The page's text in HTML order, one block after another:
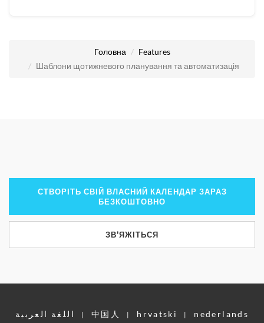
Головна
Features
Шаблони щотижневого планування та автоматизація
СТВОРІТЬ СВІЙ ВЛАСНИЙ КАЛЕНДАР ЗАРАЗ
БЕЗКОШТОВНО
ЗВ'ЯЖІТЬСЯ
اللغة العربية | 中国人 | hrvatski | nederlands